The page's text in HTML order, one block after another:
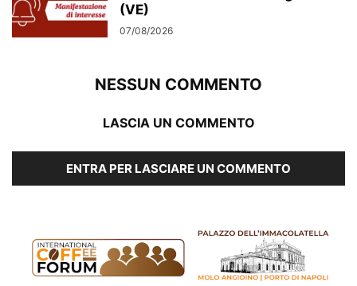
(VE)
07/08/2026
NESSUN COMMENTO
LASCIA UN COMMENTO
ENTRA PER LASCIARE UN COMMENTO